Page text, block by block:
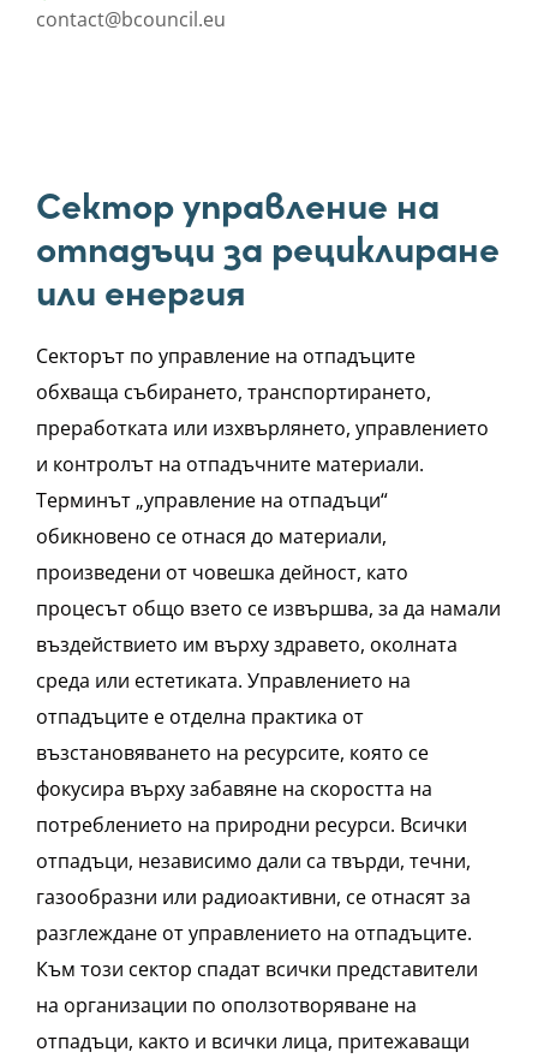
Сектор управление на
отпадъци за рециклиране
или енергия
Секторът по управление на отпадъците
обхваща събирането, транспортирането,
преработката или изхвърлянето, управлението
и контролът на отпадъчните материали.
Терминът „управление на отпадъци“
обикновено се отнася до материали,
произведени от човешка дейност, като
процесът общо взето се извършва, за да намали
въздействието им върху здравето, околната
среда или естетиката. Управлението на
отпадъците е отделна практика от
възстановяването на ресурсите, която се
фокусира върху забавяне на скоростта на
потреблението на природни ресурси. Всички
отпадъци, независимо дали са твърди, течни,
газообразни или радиоактивни, се отнасят за
разглеждане от управлението на отпадъците.
Към този сектор спадат всички представители
на организации по оползотворяване на
отпадъци, както и всички лица, притежаващи
contact@bcouncil.eu